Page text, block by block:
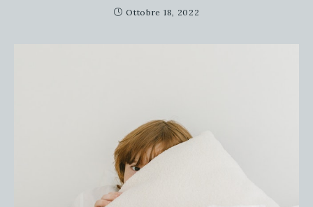
Ottobre 18, 2022